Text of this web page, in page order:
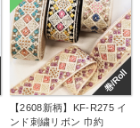
巻/Roll
【2608新柄】KF-R275 イ
ンド刺繍リボン 巾約